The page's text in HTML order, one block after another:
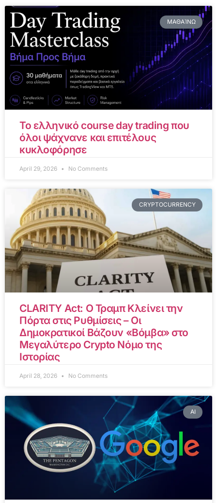
ΜΑΘΑΊΝΩ
Το ελληνικό course day trading που
όλοι ψάχνανε και επιτέλους
κυκλοφόρησε
April 29, 2026 No Comments
CRYPTOCURRENCY
CLARITY Act: Ο Τραμπ Κλείνει την
Πόρτα στις Ρυθμίσεις – Οι
Δημοκρατικοί Βάζουν «Βόμβα» στο
Μεγαλύτερο Crypto Νόμο της
Ιστορίας
April 28, 2026 No Comments
AI